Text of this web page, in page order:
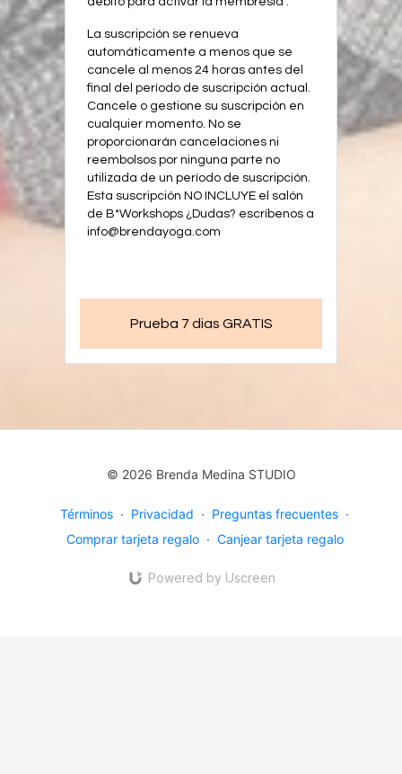
La suscripción se renueva
automáticamente a menos que se
cancele al menos 24 horas antes del
final del período de suscripción actual.
Cancele o gestione su suscripción en
cualquier momento. No se
proporcionarán cancelaciones ni
reembolsos por ninguna parte no
utilizada de un período de suscripción.
Esta suscripción NO INCLUYE el salón
de B*Workshops ¿Dudas? escríbenos a
info@brendayoga.com
Prueba 7 dias GRATIS
© 2026 Brenda Medina STUDIO
Términos ∙ Privacidad ∙ Preguntas frecuentes ∙
Comprar tarjeta regalo ∙ Canjear tarjeta regalo
Powered by Uscreen